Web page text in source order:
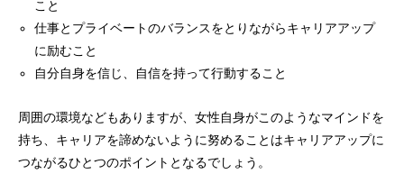
こと
仕事とプライベートのバランスをとりながらキャリアアップ
に励むこと
自分自身を信じ、自信を持って行動すること
周囲の環境などもありますが、女性自身がこのようなマインドを
持ち、キャリアを諦めないように努めることはキャリアアップに
つながるひとつのポイントとなるでしょう。